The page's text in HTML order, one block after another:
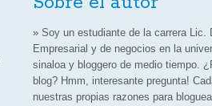
» Soy un estudiante de la carrera Lic.
Empresarial y de negocios en la
sinaloa y bloggero de medio tiempo.
blog? Hmm, interesante pregunta!
nuestras propias razones para